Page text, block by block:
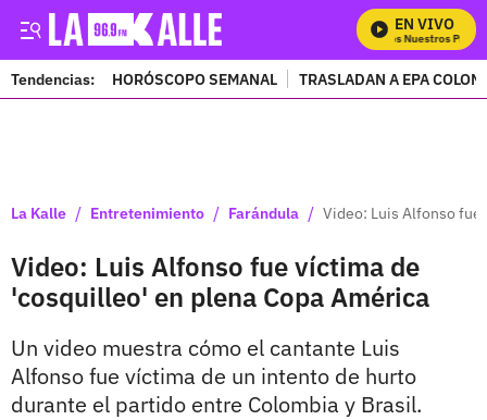
EN VIVO
Mira Todos Nuestros
Tendencias: HORÓSCOPO SEMANAL TRASLADAN A EPA
La Kalle / Entretenimiento / Farándula / Video: Luis Alfonso fue
Video: Luis Alfonso fue víctima de
'cosquilleo' en plena Copa América
Un video muestra cómo el cantante Luis
Alfonso fue víctima de un intento de hurto
durante el partido entre Colombia y Brasil.